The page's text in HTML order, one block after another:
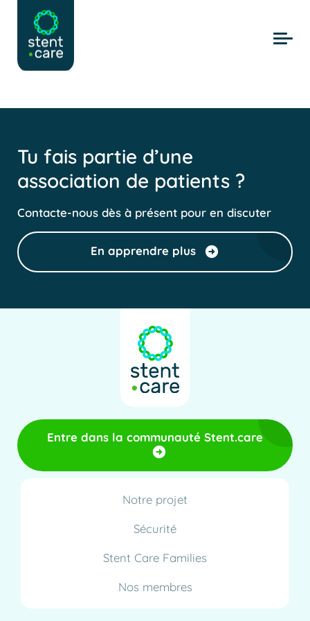
Skip to main content
Tu fais partie d’une
association de patients ?
Contacte-nous dès à présent pour en discuter
En apprendre plus
Entre dans la communauté Stent.care
Notre projet
Sécurité
Stent Care Families
Nos membres